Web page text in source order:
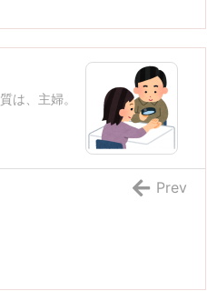
は、主婦。
Prev